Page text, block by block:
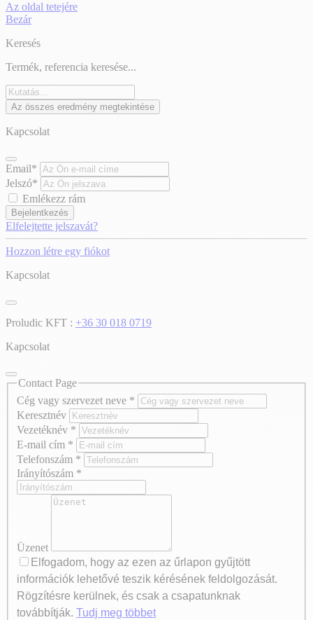
Az oldal tetejére
Bezár
Keresés
Termék, referencia keresése...
Az összes eredmény megtekintése
Kapcsolat
Email*
Jelszó*
Emlékezz rám
Bejelentkezés
Elfelejtette jelszavát?
Hozzon létre egy fiókot
Kapcsolat
Proludic KFT : +36 30 018 0719
Kapcsolat
Contact Page
Cég vagy szervezet neve *
Keresztnév
Vezetéknév *
E-mail cím *
Telefonszám *
Irányítószám *
Üzenet
Elfogadom, hogy az ezen az űrlapon gyűjtött
információk lehetővé teszik kérésének feldolgozását.
Rögzítésre kerülnek, és csak a csapatunknak
továbbítják. Tudj meg többet